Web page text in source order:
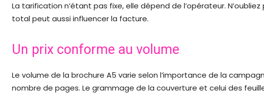
La tarification n’étant pas fixe, elle dépend de l’opérateur.
total peut aussi influencer la facture.
Un prix conforme au volume
Le volume de la brochure A5 varie selon l’importance de la
nombre de pages. Le grammage de la couverture et celui des